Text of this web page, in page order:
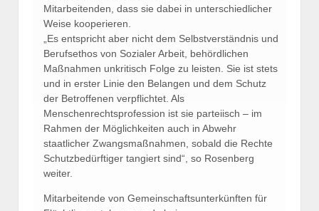
Mitarbeitenden, dass sie dabei in unterschiedlicher
Weise kooperieren.
„Es entspricht aber nicht dem Selbstverständnis und
Berufsethos von Sozialer Arbeit, behördlichen
Maßnahmen unkritisch Folge zu leisten. Sie ist stets
und in erster Linie den Belangen und dem Schutz
der Betroffenen verpflichtet. Als
Menschenrechtsprofession ist sie parteiisch – im
Rahmen der Möglichkeiten auch in Abwehr
staatlicher Zwangsmaßnahmen, sobald die Rechte
Schutzbedürftiger tangiert sind“, so Rosenberg
weiter.
Mitarbeitende von Gemeinschaftsunterkünften für